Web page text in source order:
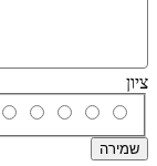
ציון
שמירה